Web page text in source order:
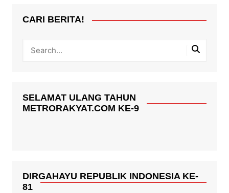
CARI BERITA!
SELAMAT ULANG TAHUN
METRORAKYAT.COM KE-9
DIRGAHAYU REPUBLIK INDONESIA KE-
81